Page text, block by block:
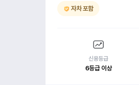
자차 포함
신용등급
6등급 이상